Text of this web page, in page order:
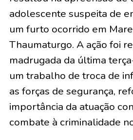
adolescente suspeita de
um furto ocorrido em
Thaumaturgo. A ação foi
madrugada da última
um trabalho de troca de
as forças de segurança,
importância da atuação
combate à criminalidade